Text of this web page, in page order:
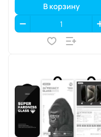
В корзину